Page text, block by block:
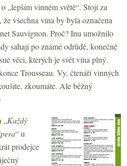
o „lepším vinném světě“. Stojí za
všechna vína by byla označena
Sauvignon. Proč? Inu umožnilo
sahají po známé odrůdě, konečně
věci, kterých je svět vína plný.
Trousseau. Vy, čtenáři vinných
zkoumáte. Ale běžný
„Každý
“ u
prodejce